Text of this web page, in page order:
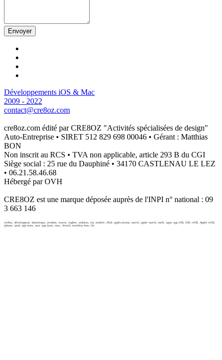
Envoyer
Développements iOS & Mac
2009 - 2022
contact@cre8oz.com
cre8oz.com édité par CRE8OZ "Activités spécialisées de design"
Auto-Entreprise • SIRET 512 829 698 00046 • Gérant : Matthias
BON
Non inscrit au RCS • TVA non applicable, article 293 B du CGI
Siège social : 25 rue du Dauphiné • 34170 CASTLENAU LE LEZ
• 06.21.58.46.68
Hébergé par OVH
CRE8OZ est une marque déposée auprès de l'INPI n° national : 09
3 663 146
cre8oz, développeur, domotique, jeedom, zwave, zigbee, arduino, ios, mobile, iPad, applications, watch, apple watch, swift, apps, app iOS, iOS, tvOS, Apple tvOS,
iphone, ipad, app store, mac app store, mac, french, matthias bon, Git